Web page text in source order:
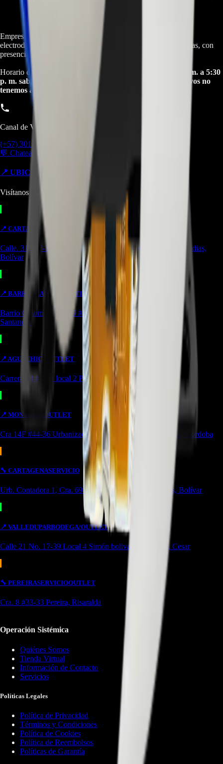
Empresa especializada en electrodomésticos, repuestos de
electrodomésticos, motos electricas y repuestos para las mismas, con
presencia en toda Colombia.
Horario de atención Call Center:
lunes a viernes de 8:30 a. m. a 5:30
p. m. sabados de 9:00 a. m. a 1:00 p. m. Domingos y festivos no
tenemos atencion online.
Canal de Ventas!!
(+57) 301 5739461
💬 Chatear por WhatsApp
📍 UBICACIONES Y SUCURSALES
Visítanos en cualquiera de nuestras tiendas
📍 CARTAGENA
Calle. 31 #57-106. CC Ejecutivos Local 130 Cartagena de Indias,
Bolívar
📍 BARRANCABERMEJA TIENDA
Barrio Colombia, Cl. 49 #15-66 Local 107 Barrancabermeja,
Santander
📍 AGUACHICA OUTLET
Carrera 24 #8-10 local 2 Potozí Aguachica, Cesar
📍 MONTERIA OUTLET
Cra 14F #44-36 Urbanización Portal de Almeria Montería, Córdoba
🔧 CARTAGENASERVICIO
Urb. Contadora 1, Cra. 69 #31a-37 Cartagena de Indias, Bolívar
📍 VALLEDUPARBODEGA/OUTLET
Calle 21 No. 17-39 Local 4 Simón bolivar Valledupar, Cesar
🔧 PEREIRASERVICIOOUTLET
Cra. 8 #33-33 Pereira, Risaralda
Operación Sistémica
Quiénes Somos
Tienda Virtual
Información de Contacto
Servicios
Políticas Legales
Política de Privacidad
Términos y Condiciones
Política de Cookies
Política de Reembolsos
Políticas de Garantía